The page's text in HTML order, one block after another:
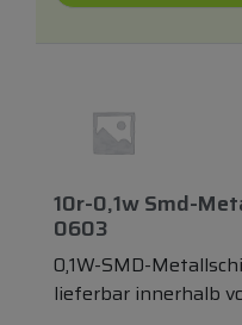
10r-0,1w Smd-
0603
0,1W-SMD-
lieferbar innerhalb